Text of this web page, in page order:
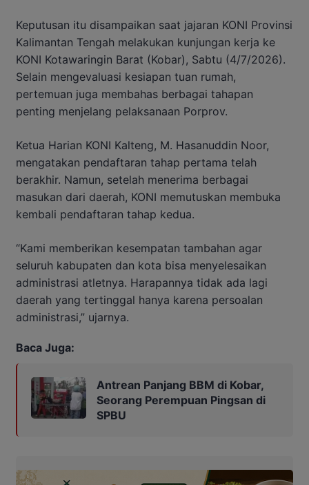
Keputusan itu disampaikan saat jajaran KONI Provinsi
Kalimantan Tengah melakukan kunjungan kerja ke
KONI Kotawaringin Barat (Kobar), Sabtu (4/7/2026).
Selain mengevaluasi kesiapan tuan rumah,
pertemuan juga membahas berbagai tahapan
penting menjelang pelaksanaan Porprov.
Ketua Harian KONI Kalteng, M. Hasanuddin Noor,
mengatakan pendaftaran tahap pertama telah
berakhir. Namun, setelah menerima berbagai
masukan dari daerah, KONI memutuskan membuka
kembali pendaftaran tahap kedua.
“Kami memberikan kesempatan tambahan agar
seluruh kabupaten dan kota bisa menyelesaikan
administrasi atletnya. Harapannya tidak ada lagi
daerah yang tertinggal hanya karena persoalan
administrasi,” ujarnya.
Baca Juga:
Antrean Panjang BBM di Kobar,
Seorang Perempuan Pingsan di
SPBU